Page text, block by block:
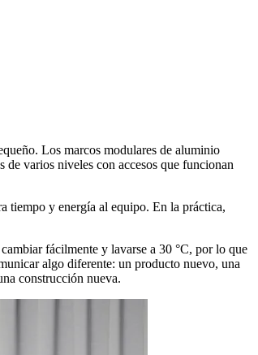
Los marcos modulares de aluminio
de varios niveles con accesos que funcionan
tiempo y energía al equipo. En la práctica,
fácilmente y lavarse a 30 °C, por lo que
algo diferente: un producto nuevo, una
construcción nueva.